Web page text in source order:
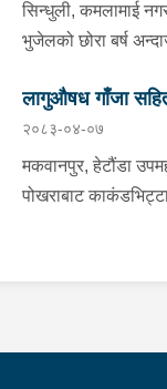
सिन्धुली, कमलामाई
भुजेलको छोरा बर्ष
प्राप्त हुनासाथ
सहित थप अनुसन्धान
लागुऔषध गाँजा
२०८३-०४-०७
मकवानपुर, हेटौंडा
पोखराबाट